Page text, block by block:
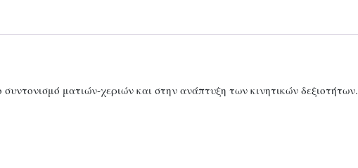
ματιών-χεριών και στην ανάπτυξη των κινητικών δεξιοτήτων.